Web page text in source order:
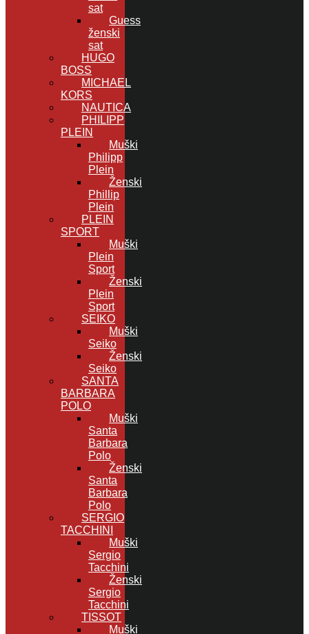
sat
Guess
ženski
sat
HUGO
BOSS
MICHAEL
KORS
NAUTICA
PHILIPP
PLEIN
Muški
Philipp
Plein
Ženski
Phillip
Plein
PLEIN
SPORT
Muški
Plein
Sport
Ženski
Plein
Sport
SEIKO
Muški
Seiko
Ženski
Seiko
SANTA
BARBARA
POLO
Muški
Santa
Barbara
Polo
Ženski
Santa
Barbara
Polo
SERGIO
TACCHINI
Muški
Sergio
Tacchini
Ženski
Sergio
Tacchini
TISSOT
Muški